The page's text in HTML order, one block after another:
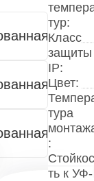
тур:
Класс
защиты
IP:
Цвет:
тура
:
Стойкос
ть к УФ-